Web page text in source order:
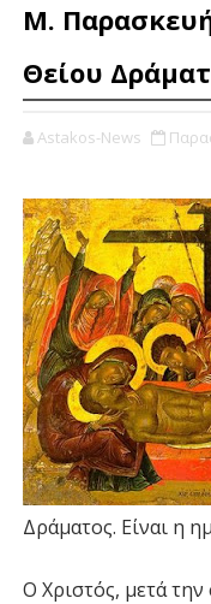
Μ.
Θείου
Astakos-News
Δράματος. Είναι η
Ο Χριστός, μετά